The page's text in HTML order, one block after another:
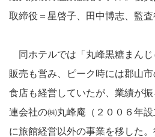
取締役＝星啓子、田中博志、監査
同ホテルでは「丸峰黒糖まんじ
販売も営み、ピーク時には郡山
食店も経営していたが、業績が
連会社の㈱丸峰庵（２００６年設
に旅館経営以外の事業を移した